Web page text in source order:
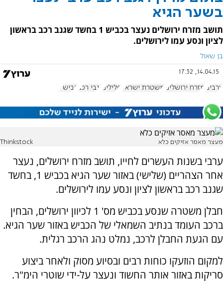
בשער הגיא
תושב מזרח ירושלים נעצר בכביש 1 בחשד שגנב רכב בראשון
לציון ונסע עמו לירושלים.
בן שאול
14.04.15, 17:32
ערבים מזרח ירושלים משטרת ישראל פלילים גנבי רכב כביש 1
מעצר מאסר אזיקים כלא Thinkstock
ערבי בשנות העשרים לחייו, תושב מזרח ירושלים, נעצר
אחר הצהריים (שלישי) באזור שער הגיא בכביש 1, בחשד
שגנב רכב בראשון לציון ונסע עמו לירושלים.
חבלן משטרה שנסע בכביש מס' 1 לכיוון ירושלים, הבחין
ברכב העומד בנתיב השמאלי של הכביש באזור שער הגיא.
עם הגעת החבלן לרכב, נמלט נהג הרכב רגלית.
למקום הוזעקו כוחות רבים ובסיוע מסוק ולאחר ביצוע
סריקות באזור אותר החשוד ונעצר על-ידי שוטרי הימ"ר.